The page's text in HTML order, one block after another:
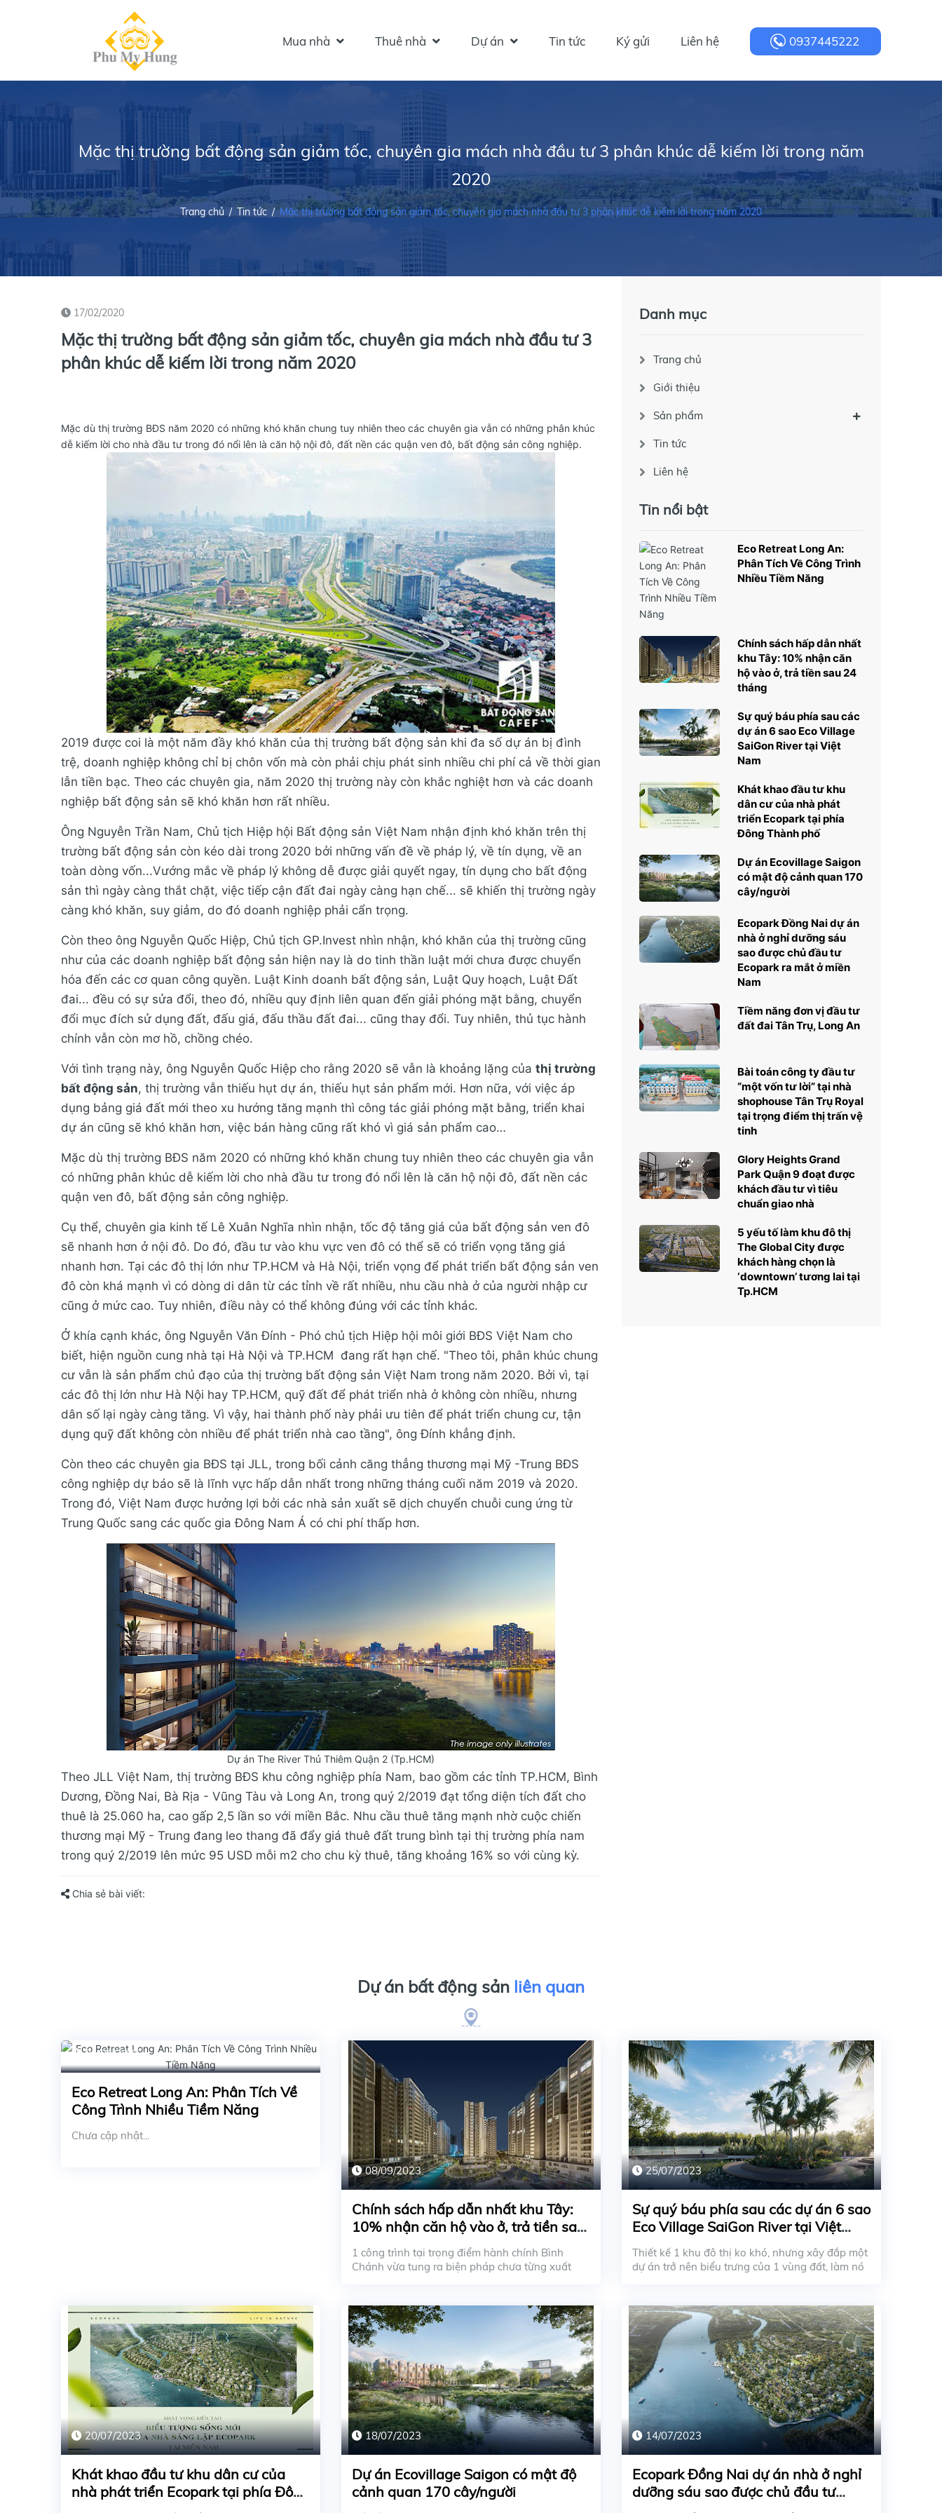
Mua nhà Thuê nhà Dự án Tin tức Ký gửi Liên hệ 0937445222
Mặc thị trường bất động sản giảm tốc, chuyên gia mách nhà đầu tư 3 phân khúc dễ kiếm lời trong năm
2020
Trang chủ / Tin tức /Mặc thị trường bất động sản giảm tốc, chuyên gia mách nhà đầu tư 3 phân khúc dễ kiếm lời trong năm 2020
17/02/2020
Mặc thị trường bất động sản giảm tốc, chuyên gia mách nhà đầu tư 3
phân khúc dễ kiếm lời trong năm 2020
Mặc dù thị trường BĐS năm 2020 có những khó khăn chung tuy nhiên theo các chuyên gia vẫn có những phân khúc
dễ kiếm lời cho nhà đầu tư trong đó nổi lên là căn hộ nội đô, đất nền các quận ven đô, bất động sản công nghiệp.
2019 được coi là một năm đầy khó khăn của thị trường bất động sản khi đa số dự án bị đình
trệ, doanh nghiệp không chỉ bị chôn vốn mà còn phải chịu phát sinh nhiều chi phí cả về thời gian
lẫn tiền bạc. Theo các chuyên gia, năm 2020 thị trường này còn khắc nghiệt hơn và các doanh
nghiệp bất động sản sẽ khó khăn hơn rất nhiều.
Ông Nguyễn Trần Nam, Chủ tịch Hiệp hội Bất động sản Việt Nam nhận định khó khăn trên thị
trường bất động sản còn kéo dài trong 2020 bởi những vấn đề về pháp lý, về tín dụng, về an
toàn dòng vốn...Vướng mắc về pháp lý không dễ được giải quyết ngay, tín dụng cho bất động
sản thì ngày càng thắt chặt, việc tiếp cận đất đai ngày càng hạn chế... sẽ khiến thị trường ngày
càng khó khăn, suy giảm, do đó doanh nghiệp phải cẩn trọng.
Còn theo ông Nguyễn Quốc Hiệp, Chủ tịch GP.Invest nhìn nhận, khó khăn của thị trường cũng
như của các doanh nghiệp bất động sản hiện nay là do tinh thần luật mới chưa được chuyển
hóa đến các cơ quan công quyền. Luật Kinh doanh bất động sản, Luật Quy hoạch, Luật Đất
đai... đều có sự sửa đổi, theo đó, nhiều quy định liên quan đến giải phóng mặt bằng, chuyển
đổi mục đích sử dụng đất, đấu giá, đấu thầu đất đai... cũng thay đổi. Tuy nhiên, thủ tục hành
chính vẫn còn mơ hồ, chồng chéo.
Với tình trạng này, ông Nguyễn Quốc Hiệp cho rằng 2020 sẽ vẫn là khoảng lặng của thị trường
bất động sản, thị trường vẫn thiếu hụt dự án, thiếu hụt sản phẩm mới. Hơn nữa, với việc áp
dụng bảng giá đất mới theo xu hướng tăng mạnh thì công tác giải phóng mặt bằng, triển khai
dự án cũng sẽ khó khăn hơn, việc bán hàng cũng rất khó vì giá sản phẩm cao…
Mặc dù thị trường BĐS năm 2020 có những khó khăn chung tuy nhiên theo các chuyên gia vẫn
có những phân khúc dễ kiếm lời cho nhà đầu tư trong đó nổi lên là căn hộ nội đô, đất nền các
quận ven đô, bất động sản công nghiệp.
Cụ thể, chuyên gia kinh tế Lê Xuân Nghĩa nhìn nhận, tốc độ tăng giá của bất động sản ven đô
sẽ nhanh hơn ở nội đô. Do đó, đầu tư vào khu vực ven đô có thể sẽ có triển vọng tăng giá
nhanh hơn. Tại các đô thị lớn như TP.HCM và Hà Nội, triển vọng để phát triển bất động sản ven
đô còn khá mạnh vì có dòng di dân từ các tỉnh về rất nhiều, nhu cầu nhà ở của người nhập cư
cũng ở mức cao. Tuy nhiên, điều này có thể không đúng với các tỉnh khác.
Ở khía cạnh khác, ông Nguyễn Văn Đính - Phó chủ tịch Hiệp hội môi giới BĐS Việt Nam cho
biết, hiện nguồn cung nhà tại Hà Nội và TP.HCM đang rất hạn chế. "Theo tôi, phân khúc chung
cư vẫn là sản phẩm chủ đạo của thị trường bất động sản Việt Nam trong năm 2020. Bởi vì, tại
các đô thị lớn như Hà Nội hay TP.HCM, quỹ đất để phát triển nhà ở không còn nhiều, nhưng
dân số lại ngày càng tăng. Vì vậy, hai thành phố này phải ưu tiên để phát triển chung cư, tận
dụng quỹ đất không còn nhiều để phát triển nhà cao tầng", ông Đính khẳng định.
Còn theo các chuyên gia BĐS tại JLL, trong bối cảnh căng thẳng thương mại Mỹ -Trung BĐS
công nghiệp dự báo sẽ là lĩnh vực hấp dẫn nhất trong những tháng cuối năm 2019 và 2020.
Trong đó, Việt Nam được hưởng lợi bởi các nhà sản xuất sẽ dịch chuyển chuỗi cung ứng từ
Trung Quốc sang các quốc gia Đông Nam Á có chi phí thấp hơn.
Dự án The River Thủ Thiêm Quận 2 (Tp.HCM)
Theo JLL Việt Nam, thị trường BĐS khu công nghiệp phía Nam, bao gồm các tỉnh TP.HCM, Bình
Dương, Đồng Nai, Bà Rịa - Vũng Tàu và Long An, trong quý 2/2019 đạt tổng diện tích đất cho
thuê là 25.060 ha, cao gấp 2,5 lần so với miền Bắc. Nhu cầu thuê tăng mạnh nhờ cuộc chiến
thương mại Mỹ - Trung đang leo thang đã đẩy giá thuê đất trung bình tại thị trường phía nam
trong quý 2/2019 lên mức 95 USD mỗi m2 cho chu kỳ thuê, tăng khoảng 16% so với cùng kỳ.
Chia sẻ bài viết:
Danh mục
Trang chủ
Giới thiệu
Sản phẩm
Tin tức
Liên hệ
Tin nổi bật
Eco Retreat Long An:
Phân Tích Về Công Trình
Nhiều Tiềm Năng
Chính sách hấp dẫn nhất
khu Tây: 10% nhận căn
hộ vào ở, trả tiền sau 24
tháng
Sự quý báu phía sau các
dự án 6 sao Eco Village
SaiGon River tại Việt
Nam
Khát khao đầu tư khu
dân cư của nhà phát
triển Ecopark tại phía
Đông Thành phố
Dự án Ecovillage Saigon
có mật độ cảnh quan 170
cây/người
Ecopark Đồng Nai dự án
nhà ở nghỉ dưỡng sáu
sao được chủ đầu tư
Ecopark ra mắt ở miền
Nam
Tiềm năng đơn vị đầu tư
đất đai Tân Trụ, Long An
Bài toán công ty đầu tư
“một vốn tư lời” tại nhà
shophouse Tân Trụ Royal
tại trọng điểm thị trấn vệ
tinh
Glory Heights Grand
Park Quận 9 đoạt được
khách đầu tư vì tiêu
chuẩn giao nhà
5 yếu tố làm khu đô thị
The Global City được
khách hàng chọn là
‘downtown’ tương lai tại
Tp.HCM
Dự án bất động sản liên quan
04/01/2025
Eco Retreat Long An: Phân Tích Về
Công Trình Nhiều Tiềm Năng
Chưa cập nhật...
08/09/2023
Chính sách hấp dẫn nhất khu Tây:
10% nhận căn hộ vào ở, trả tiền sau
24 tháng
1 công trình tại trọng điểm hành chính Bình
Chánh vừa tung ra biện pháp chưa từng xuất
25/07/2023
Sự quý báu phía sau các dự án 6 sao
Eco Village SaiGon River tại Việt
Nam
Thiết kế 1 khu đô thị ko khó, nhưng xây đắp một
dự án trở nên biểu trưng của 1 vùng đất, làm nó
20/07/2023
Khát khao đầu tư khu dân cư của
nhà phát triển Ecopark tại phía Đông
18/07/2023
Dự án Ecovillage Saigon có mật độ
cảnh quan 170 cây/người
14/07/2023
Ecopark Đồng Nai dự án nhà ở nghỉ
dưỡng sáu sao được chủ đầu tư
Ecopark ra mắt ở miền Nam